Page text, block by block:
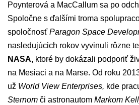
Poynterová a MacCallum sa po
Spoločne s ďalšími troma
spoločnosť Paragon Space
nasledujúcich rokov vyvinuli rôzne
NASA, ktoré by dokázali podporiť
na Mesiaci a na Marse. Od roku
už World View Enterprises, kde
Sternom či astronautom Markom